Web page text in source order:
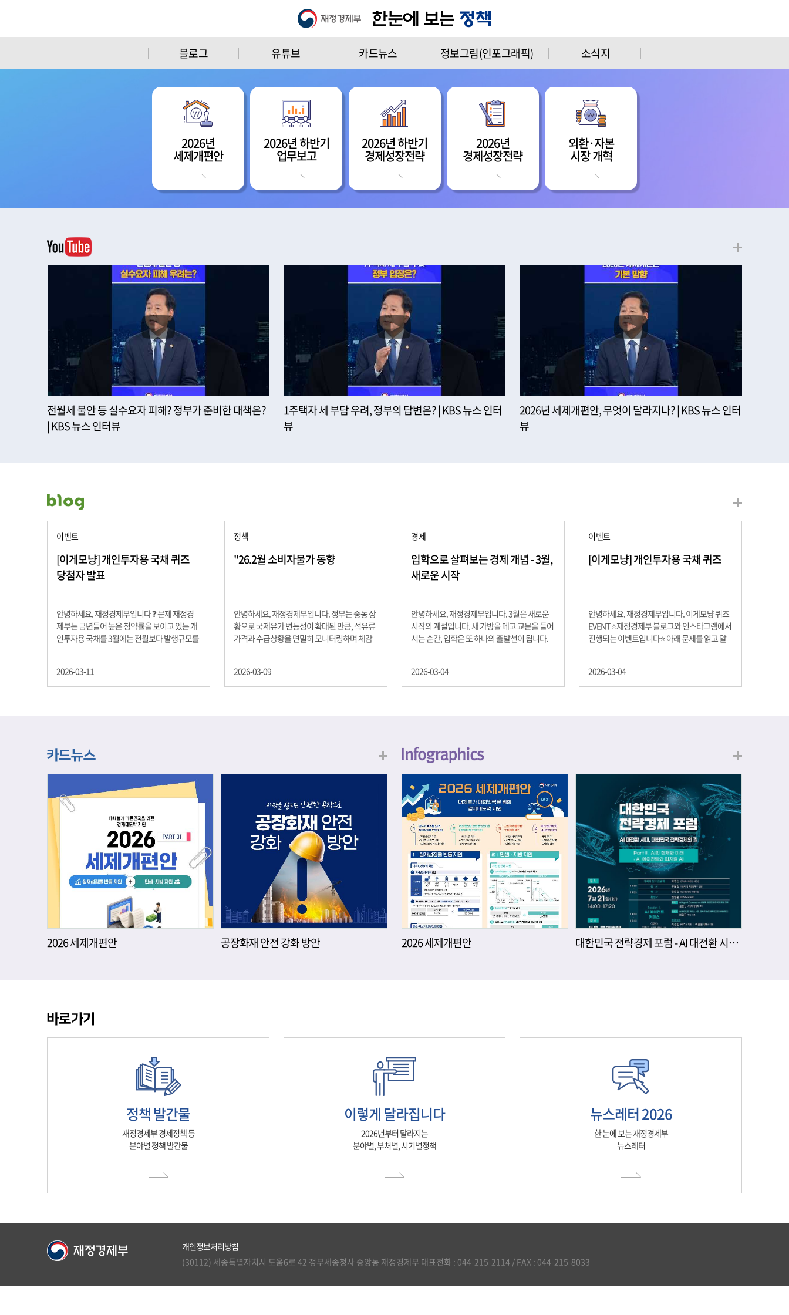
블로그 유튜브 카드뉴스 정보그림(인포그래픽) 소식지
2026년
세제개편안
2026년 하반기
업무보고
2026년 하반기
경제성장전략
2026년
경제성장전략
외환·자본
시장 개혁
전월세 불안 등 실수요자 피해? 정부가 준비한 대책은?
| KBS 뉴스 인터뷰
1주택자 세 부담 우려, 정부의 답변은? | KBS 뉴스 인터
뷰
2026년 세제개편안, 무엇이 달라지나? | KBS 뉴스 인터
뷰
이벤트
[이게모냥] 개인투자용 국채 퀴즈
당첨자 발표
안녕하세요. 재정경제부입니다 ❓ 문제 재정경
제부는 금년들어 높은 청약률을 보이고 있는 개
인투자용 국채를 3월에는 전월보다 발행규모를
년물 900억원, 20년물 300억원입니다. 그렇다
면 3월 개인투자용 국채의 총 발행 예정 금액은
은 인스타그램 개별 DM으로 폼링크를 전달드립
니다.
2026-03-11
정책
"26.2월 소비자물가 동향
안녕하세요. 재정경제부입니다. 정부는 중동 상
황으로 국제유가 변동성이 확대된 만큼, 석유류
가격과 수급상황을 면밀히 모니터링하며 체감
고 추세적 흐름을 보여주는 근원물가는 2.3% 상
승 향후 지정학적 요인, 기상여건 등 불확실성이
2026-03-09
경제
입학으로 살펴보는 경제 개념 - 3월,
새로운 시작
안녕하세요. 재정경제부입니다. 3월은 새로운
시작의 계절입니다. 새 가방을 메고 교문을 들어
서는 순간, 입학은 또 하나의 출발선이 됩니다.
음이기도 합니다. 입학이라는 순간을 경제의 시
각으로 바라보면, 우리는 한 가지 중요한 개념을
식, 친구들과의 협업, 다양한 활동 속에서 얻는
문제 해결 경험은 모두 개인의 역량으로 축적됩
니다. 경제학에서는 이.......
2026-03-04
이벤트
[이게모냥] 개인투자용 국채 퀴즈
안녕하세요. 재정경제부입니다. 이게모냥 퀴즈
EVENT ⭐재정경제부 블로그와 인스타그램에서
진행되는 이벤트입니다⭐ 아래 문제를 읽고 알
자용 국채를 3월에는 전월보다 발행규모를 100
억원 확대합니다. 2026년 3월에 발행 예정인 ⎾
폰 (60명) 참여.......
2026-03-04
2026 세제개편안 공장화재 안전 강화 방안 2026 세제개편안 대한민국 전략경제 포럼 - AI 대전환 시대, 대한민국 전략경제의 길
정책 발간물
재정경제부 경제정책 등
분야별 정책 발간물
이렇게 달라집니다
2026년부터 달라지는
분야별, 부처별, 시기별정책
뉴스레터 2026
한 눈에 보는 재정경제부
뉴스레터
개인정보처리방침
(30112) 세종특별자치시 도움6로 42 정부세종청사 중앙동 재정경제부 대표전화 : 044-215-2114 / FAX : 044-215-8033